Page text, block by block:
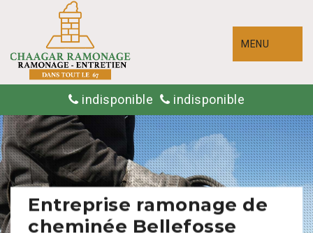
MENU
indisponible indisponible
Entreprise ramonage de
cheminée Bellefosse